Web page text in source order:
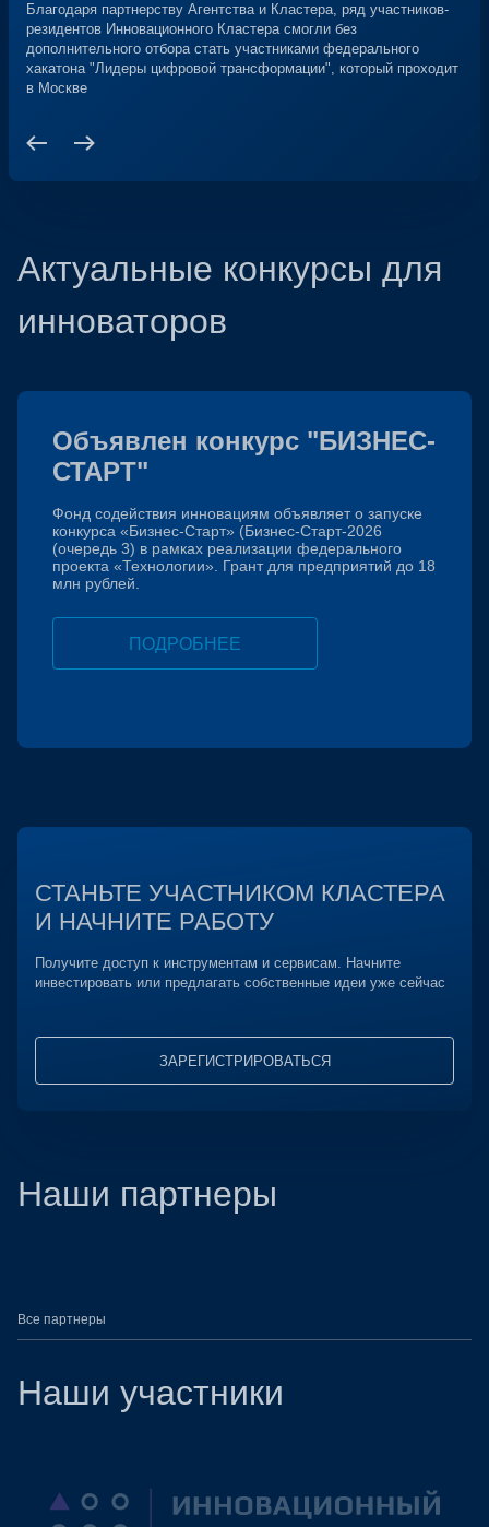
Благодаря партнерству Агентства и Кластера, ряд участников-
резидентов Инновационного Кластера смогли без
дополнительного отбора стать участниками федерального
хакатона "Лидеры цифровой трансформации", который проходит
в Москве
Актуальные конкурсы для
инноваторов
Объявлен конкурс "БИЗНЕС-
СТАРТ"
Фонд содействия инновациям объявляет о запуске
конкурса «Бизнес-Старт» (Бизнес-Старт-2026
(очередь 3) в рамках реализации федерального
проекта «Технологии». Грант для предприятий до 18
млн рублей.
ПОДРОБНЕЕ
СТАНЬТЕ УЧАСТНИКОМ КЛАСТЕРА
И НАЧНИТЕ РАБОТУ
Получите доступ к инструментам и сервисам. Начните
инвестировать или предлагать собственные идеи уже сейчас
ЗАРЕГИСТРИРОВАТЬСЯ
Наши партнеры
Все партнеры
Наши участники